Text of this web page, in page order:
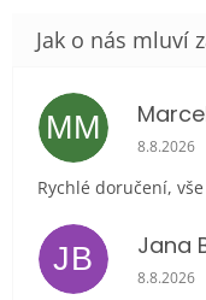
MM
8.8.2026
Rychlé doručení,
JB Jana
8.8.2026